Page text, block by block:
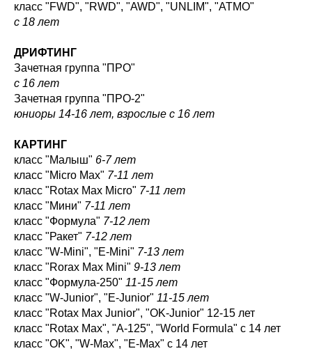
класс "FWD", "RWD", "AWD", "UNLIM", "ATMO"
с 18 лет
ДРИФТИНГ
Зачетная группа "ПРО"
с 16 лет
Зачетная группа "ПРО-2"
юниоры 14-16 лет, взрослые с 16 лет
КАРТИНГ
класс "Малыш" 6-7 лет
класс "Micro Max" 7-11 лет
класс "Rotax Max Micro" 7-11 лет
класс "Мини" 7-11 лет
класс "Формула" 7-12 лет
класс "Ракет" 7-12 лет
класс "W-Mini", "E-Mini" 7-13 лет
класс "Rorax Max Mini" 9-13 лет
класс "Формула-250" 11-15 лет
класс "W-Junior", "E-Junior" 11-15 лет
класс "Rotax Max Junior", "OK-Junior" 12-15 лет
класс "Rotax Max", "A-125", "World Formula" с 14 лет
класс "OK", "W-Max", "E-Max" с 14 лет